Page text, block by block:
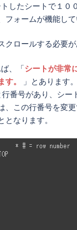
したシートで１０
ォームが機能し
ロールする必要が
、「シートが非常
す。
」とあります。
番号があり、シー
、この行番号を変
なります。